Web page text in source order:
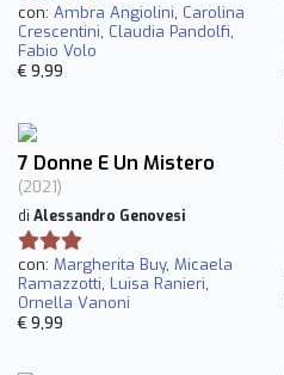
con: Ambra Angiolini, Carolina
Crescentini, Claudia Pandolfi,
Fabio Volo
€ 9,99
7 Donne E Un Mistero
(2021)
di Alessandro Genovesi
con: Margherita Buy, Micaela
Ramazzotti, Luisa Ranieri,
Ornella Vanoni
€ 9,99